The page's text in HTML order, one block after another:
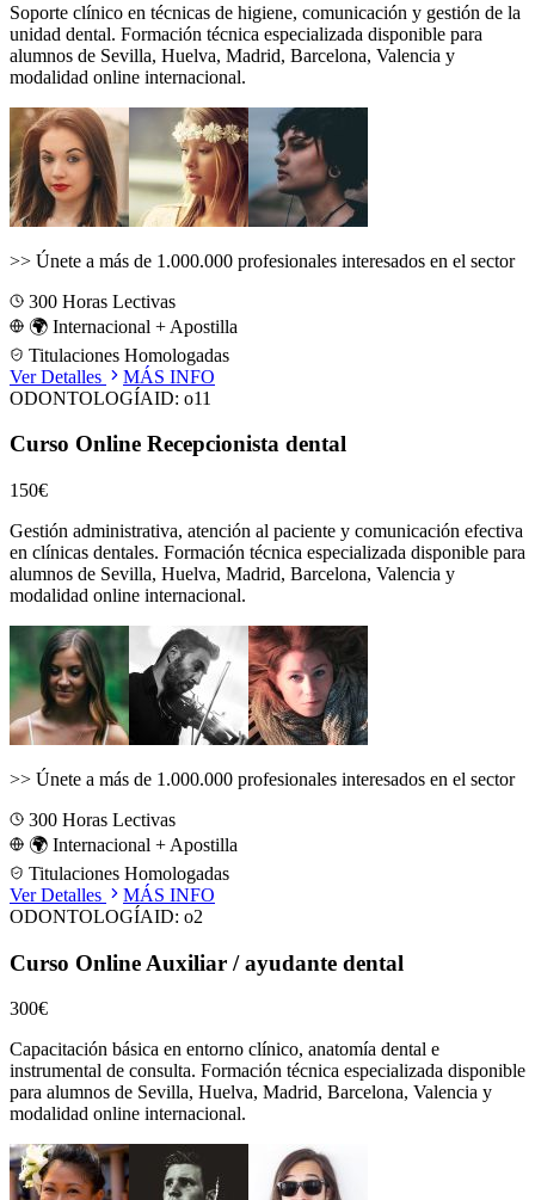
Soporte clínico en técnicas de higiene, comunicación y gestión de la
unidad dental. Formación técnica especializada disponible para
alumnos de Sevilla, Huelva, Madrid, Barcelona, Valencia y
modalidad online internacional.
>> Únete a más de 1.000.000 profesionales interesados en el sector
300 Horas Lectivas
🌍 Internacional + Apostilla
Titulaciones Homologadas
Ver Detalles
MÁS INFO
ODONTOLOGÍAID: o11
Curso Online Recepcionista dental
150€
Gestión administrativa, atención al paciente y comunicación efectiva
en clínicas dentales. Formación técnica especializada disponible para
alumnos de Sevilla, Huelva, Madrid, Barcelona, Valencia y
modalidad online internacional.
>> Únete a más de 1.000.000 profesionales interesados en el sector
300 Horas Lectivas
🌍 Internacional + Apostilla
Titulaciones Homologadas
Ver Detalles
MÁS INFO
ODONTOLOGÍAID: o2
Curso Online Auxiliar / ayudante dental
300€
Capacitación básica en entorno clínico, anatomía dental e
instrumental de consulta. Formación técnica especializada disponible
para alumnos de Sevilla, Huelva, Madrid, Barcelona, Valencia y
modalidad online internacional.